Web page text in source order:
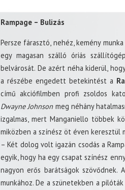
Rampage – Bulizás
Persze fárasztó, nehéz, kemény
egy magasan szálló óriás
belvárosát. De azért néha kiderül,
a részébe engedett betekintést a
című akciófilmben profi zsoldos
Dwayne Johnsonmeg néhány
izgalmas, mert Manganiello többek
miközben a színész öt éven keresztül
– Két dolog volt igazán csodás a
egyik, hogy ha egy csapat színész
nagyon erős barátságok szövődnek.
munkához. De a szünetekben a